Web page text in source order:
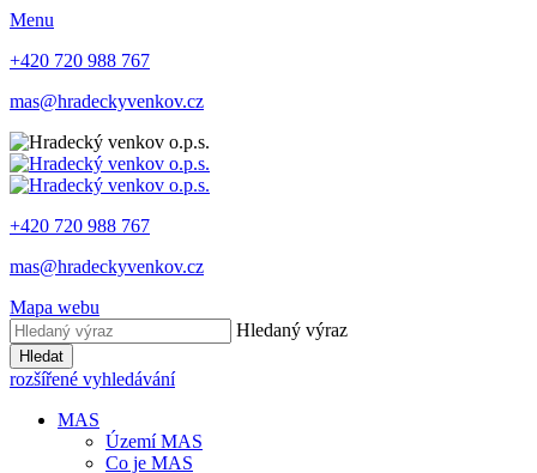
Menu
+420 720 988 767
mas@hradeckyvenkov.cz
+420 720 988 767
mas@hradeckyvenkov.cz
Mapa webu
Hledaný výraz
Hledat
rozšířené vyhledávání
MAS
Území MAS
Co je MAS